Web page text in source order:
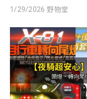
1/29/2026 野物堂